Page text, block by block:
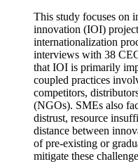
This study focuses on
innovation (IOI)
internationalization
interviews with 38
that IOI is primarily
coupled practices
competitors,
(NGOs). SMEs also
distrust, resource
distance between
of pre-existing or
mitigate these